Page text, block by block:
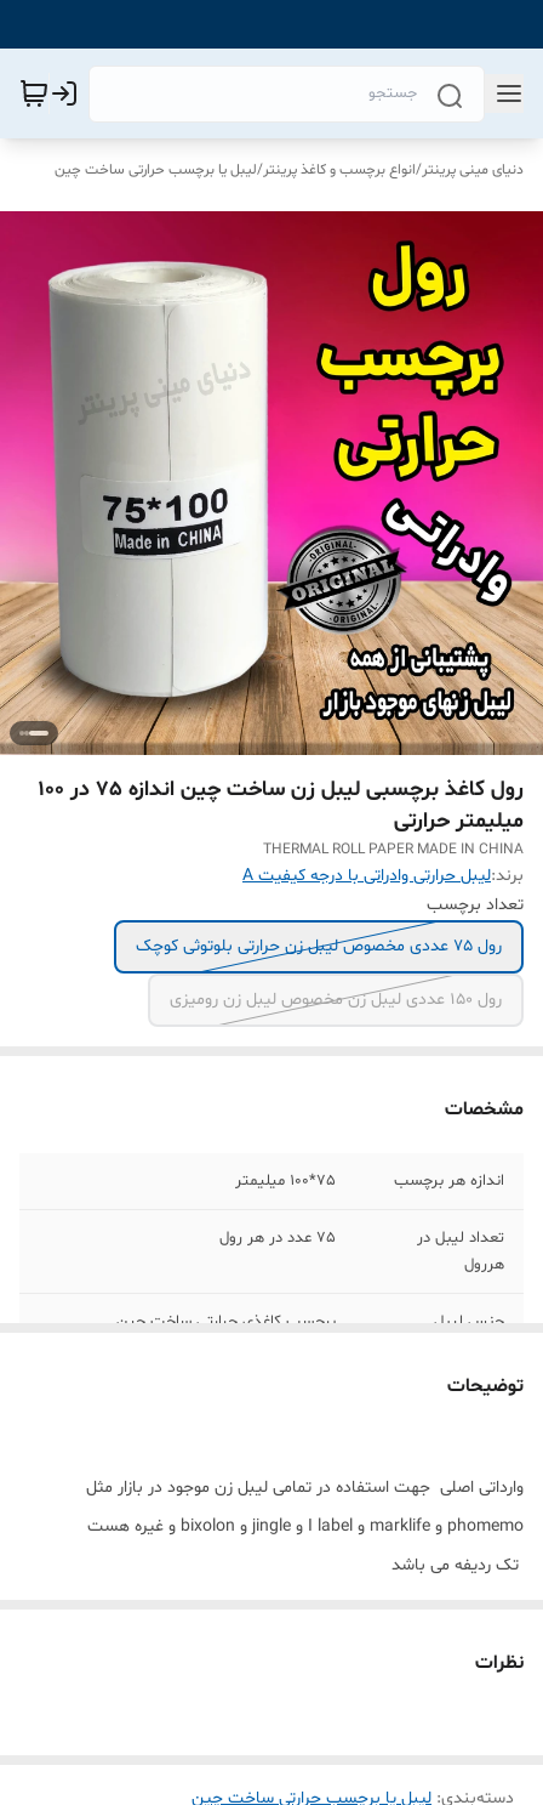
دنیای مینی پرینتر/انواع برچسب و کاغذ پرینتر/لیبل یا برچسب حرارتی ساخت چین
رول کاغذ برچسبی لیبل زن ساخت چین اندازه 75 در 100
میلیمتر حرارتی
THERMAL ROLL PAPER MADE IN CHINA
برند:لیبل حرارتی وادراتی با درجه کیفیت A
تعداد برچسب
رول 75 عددی مخصوص لیبل زن حرارتی بلوتوثی کوچک
رول 150 عددی لیبل زن مخصوص لیبل زن رومیزی
مشخصات
اندازه هر برچسب 75*100 میلیمتر
تعداد لیبل در
هررول
75 عدد در هر رول
جنس لیبل برچسب کاغذی حرارتی ساخت چین
رنگ
توضیحات
وارداتی اصلی جهت استفاده در تمامی لیبل زن موجود در بازار مثل
phomemo و marklife و I label و jingle و bixolon و غیره هست
تک ردیفه می باشد
توجه
نظرات
دسته‌بندی: لیبل یا برچسب حرارتی ساخت چین